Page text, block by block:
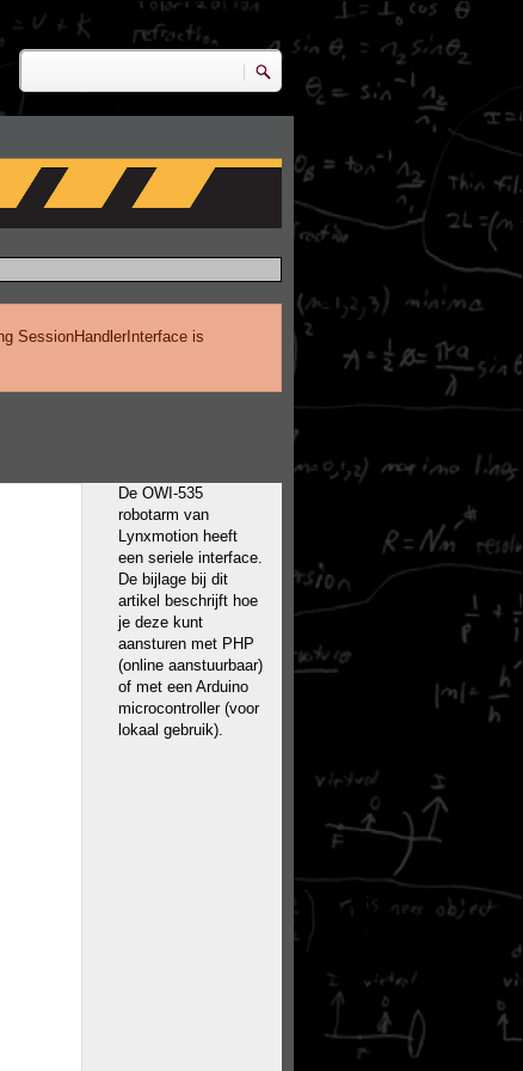
Zoeken
SessionHandlerInterface is
De OWI-535
robotarm van
Lynxmotion heeft
een seriele interface.
De bijlage bij dit
artikel beschrijft hoe
je deze kunt
aansturen met PHP
(online aanstuurbaar)
of met een Arduino
microcontroller (voor
lokaal gebruik).